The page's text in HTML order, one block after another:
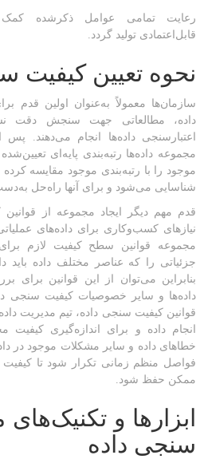
رعایت تمامی عوامل ذکرشده کمک
قابل‌اعتمادی تولید گردد.
نحوه تعیین کیفیت
سازمان‌ها معمولاً به‌عنوان اولین قدم
داده، مطالعاتی جهت سنجش دقت
اعتبارسنجی داده‌ها انجام می‌دهند. پس
مجموعه داده‌ها رتبه‌بندی پایه‌ای
موجود را با رتبه‌بندی موجود مقایسه
شناسایی می‌شود و برای آنها راه‌حل
قدم مهم دیگر ایجاد مجموعه از
نیازهای کسب‌وکاری برای داده‌های
مجموعه قوانین سطح کیفیت لازم
جزئیاتی را که عناصر مختلف داده باید
بنابراین می‌توان از این قوانین برای
داده‌ها و سایر خصوصیات کیفیت سنجی
قوانین کیفیت سنجی داده، تیم مدیریت
انجام داده و برای اندازه‌گیری کیفیت
خطاهای داده و سایر مشکلات موجود در
فواصل منظم زمانی تکرار شود تا
ممکن حفظ شود.
ابزارها و
سنجی داده